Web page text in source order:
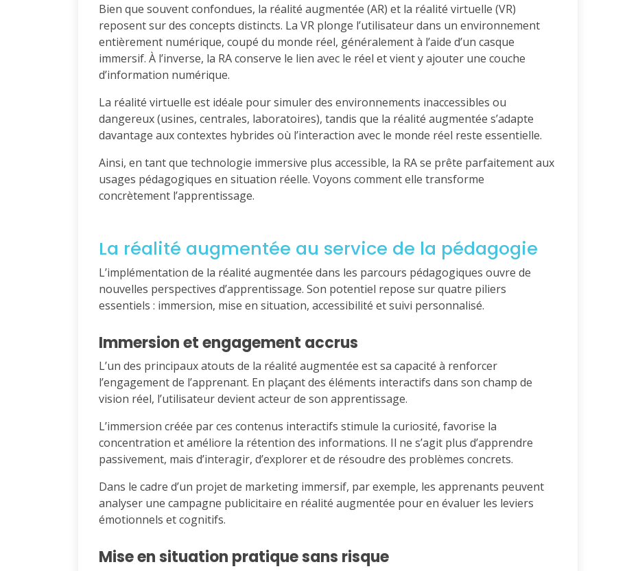
Bien que souvent confondues, la réalité augmentée (AR) et la réalité virtuelle (VR)
reposent sur des concepts distincts. La VR plonge l’utilisateur dans un environnement
entièrement numérique, coupé du monde réel, généralement à l’aide d’un casque
immersif. À l’inverse, la RA conserve le lien avec le réel et vient y ajouter une couche
d’information numérique.
La réalité virtuelle est idéale pour simuler des environnements inaccessibles ou
dangereux (usines, centrales, laboratoires), tandis que la réalité augmentée s’adapte
davantage aux contextes hybrides où l’interaction avec le monde réel reste essentielle.
Ainsi, en tant que technologie immersive plus accessible, la RA se prête parfaitement aux
usages pédagogiques en situation réelle. Voyons comment elle transforme
concrètement l’apprentissage.
La réalité augmentée au service de la pédagogie
L’implémentation de la réalité augmentée dans les parcours pédagogiques ouvre de
nouvelles perspectives d’apprentissage. Son potentiel repose sur quatre piliers
essentiels : immersion, mise en situation, accessibilité et suivi personnalisé.
Immersion et engagement accrus
L’un des principaux atouts de la réalité augmentée est sa capacité à renforcer
l’engagement de l’apprenant. En plaçant des éléments interactifs dans son champ de
vision réel, l’utilisateur devient acteur de son apprentissage.
L’immersion créée par ces contenus interactifs stimule la curiosité, favorise la
concentration et améliore la rétention des informations. Il ne s’agit plus d’apprendre
passivement, mais d’interagir, d’explorer et de résoudre des problèmes concrets.
Dans le cadre d’un projet de marketing immersif, par exemple, les apprenants peuvent
analyser une campagne publicitaire en réalité augmentée pour en évaluer les leviers
émotionnels et cognitifs.
Mise en situation pratique sans risque